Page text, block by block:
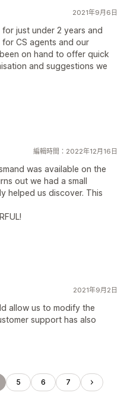
2021年9月6日
for just under 2 years and
CS agents and our
on hand to offer quick
and suggestions we
編輯時間：2022年12月16日
was available on the
out we had a small
helped us discover. This
2021年9月2日
allow us to modify the
support has also
5 6 7